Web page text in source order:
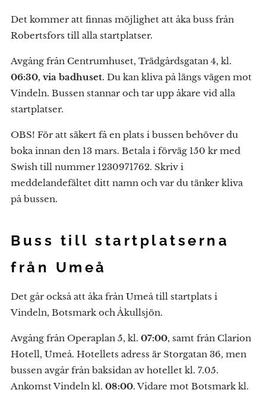
Det kommer att finnas möjlighet att åka buss från
Robertsfors till alla startplatser.
Avgång från Centrumhuset, Trädgårdsgatan 4, kl.
06:30, via badhuset. Du kan kliva på längs vägen mot
Vindeln. Bussen stannar och tar upp åkare vid alla
startplatser.
OBS! För att säkert få en plats i bussen behöver du
boka innan den 13 mars. Betala i förväg 150 kr med
Swish till nummer 1230971762. Skriv i
meddelandefältet ditt namn och var du tänker kliva
på bussen.
Buss till startplatserna
från Umeå
Det går också att åka från Umeå till startplats i
Vindeln, Botsmark och Åkullsjön.
Avgång från Operaplan 5, kl. 07:00, samt från Clarion
Hotell, Umeå. Hotellets adress är Storgatan 36, men
bussen avgår från baksidan av hotellet kl. 7.05.
Ankomst Vindeln kl. 08:00. Vidare mot Botsmark kl.